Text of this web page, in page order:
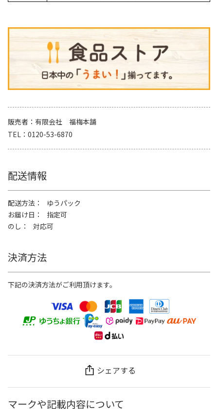
販売者
有限会社 福梅本舗
TEL
0120-53-6870
配送情報
配送方法
ゆうパック
お届け日
指定可
のし
対応可
決済方法
下記の決済方法がご利用頂けます。
シェアする
マークや記載内容について